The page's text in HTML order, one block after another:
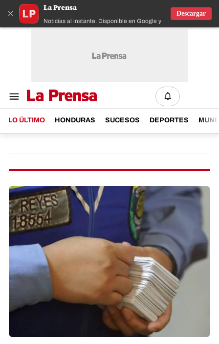
×
La Prensa
Noticias al instante. Disponible en Google y IOS
Descargar
LO ÚLTIMO HONDURAS SUCESOS DEPORTES